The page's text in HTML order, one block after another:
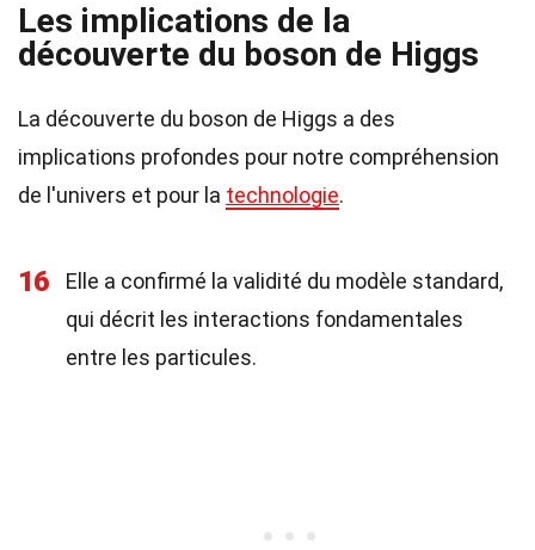
Les implications de la
découverte du boson de Higgs
La découverte du boson de Higgs a des
implications profondes pour notre compréhension
de l'univers et pour la technologie.
16
Elle a confirmé la validité du modèle standard,
qui décrit les interactions fondamentales
entre les particules.